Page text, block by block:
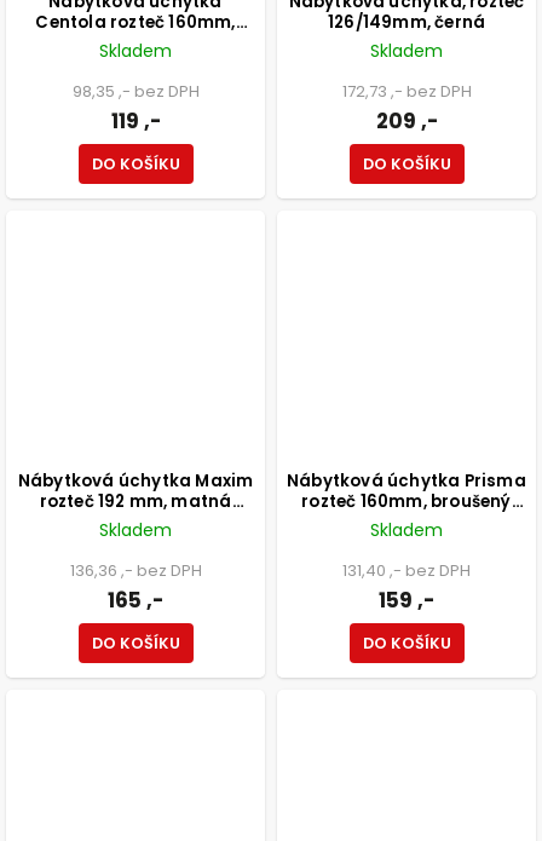
Centola rozteč 160mm,
aluminium, matná černá
Skladem
98,35 ,- bez DPH
119 ,-
DO KOŠÍKU
126/149mm, černá
Skladem
172,73 ,- bez DPH
209 ,-
DO KOŠÍKU
Nábytková úchytka Maxim
rozteč 192 mm, matná
černá
Skladem
136,36 ,- bez DPH
165 ,-
DO KOŠÍKU
Nábytková úchytka Prisma
rozteč 160mm, broušený
saténový nikl
Skladem
131,40 ,- bez DPH
159 ,-
DO KOŠÍKU